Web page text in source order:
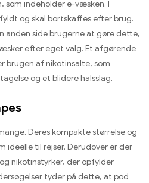
som indeholder e-væsken. I
fyldt og skal bortskaffes efter brug.
anden side brugerne at gøre dette,
efter eget valg. Et afgørende
brugen af ​​nikotinsalte, som
og et blidere halsslag.
Deres kompakte størrelse og
ideelle til rejser. Derudover er der
nikotinstyrker, der opfylder
tyder på dette, at pod